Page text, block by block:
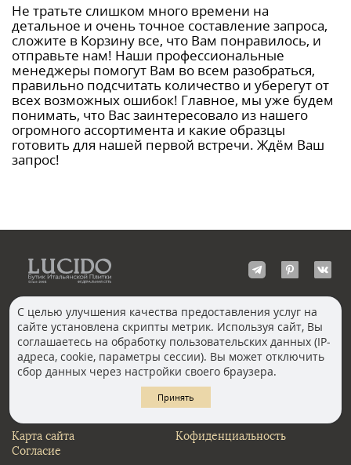
Не тратьте слишком много времени на
детальное и очень точное составление запроса,
сложите в Корзину все, что Вам понравилось, и
отправьте нам! Наши профессиональные
менеджеры помогут Вам во всем разобраться,
правильно подсчитать количество и уберегут от
всех возможных ошибок! Главное, мы уже будем
понимать, что Вас заинтересовало из нашего
огромного ассортимента и какие образцы
готовить для нашей первой встречи. Ждём Ваш
запрос!
КОНТАКТЫ
Москва, Пречистенка
Волгоград
Екатеринбург
Казань
Новосибирск
Санкт-Петербург
Карта сайта
Кофиденциальность
Согласие
С целью улучшения качества предоставления услуг на
сайте установлена скрипты метрик. Используя сайт, Вы
соглашаетесь на обработку пользовательских данных (IP-
адреса, cookie, параметры сессии). Вы может отключить
сбор данных через настройки своего браузера.
Принять